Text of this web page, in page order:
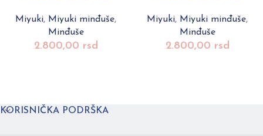
Miyuki, Miyuki minđuše,
Minđuše
2.800,00 rsd
Miyuki, Miyuki minđuše,
Minđuše
2.800,00 rsd
KORISNIČKA PODRŠKA